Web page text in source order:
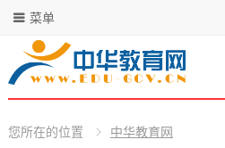
菜单
您所在的位置 中华教育网